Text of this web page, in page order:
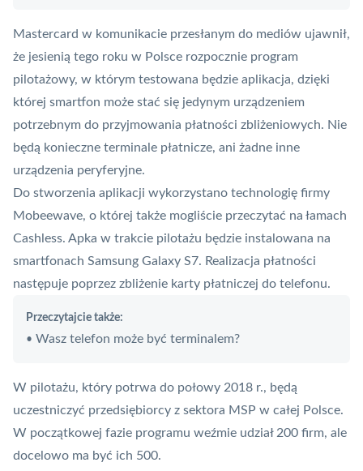
Mastercard w komunikacie przesłanym do mediów ujawnił,
że jesienią tego roku w Polsce rozpocznie program
pilotażowy, w którym testowana będzie aplikacja, dzięki
której smartfon może stać się jedynym urządzeniem
potrzebnym do przyjmowania płatności zbliżeniowych. Nie
będą konieczne terminale płatnicze, ani żadne inne
urządzenia peryferyjne.
Do stworzenia aplikacji wykorzystano technologię firmy
Mobeewave, o której także mogliście przeczytać na łamach
Cashless. Apka w trakcie pilotażu będzie instalowana na
smartfonach Samsung Galaxy S7. Realizacja płatności
następuje poprzez zbliżenie karty płatniczej do telefonu.
Przeczytajcie także:
• Wasz telefon może być terminalem?
W pilotażu, który potrwa do połowy 2018 r., będą
uczestniczyć przedsiębiorcy z sektora MSP w całej Polsce.
W początkowej fazie programu weźmie udział 200 firm, ale
docelowo ma być ich 500.